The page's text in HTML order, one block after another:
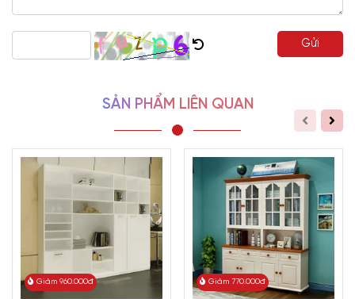
Gửi
SẢN PHẨM LIÊN QUAN
Giảm 960.000đ Giảm 770.000đ